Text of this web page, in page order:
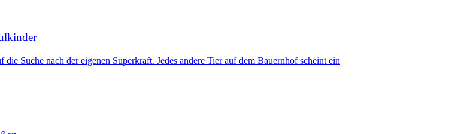
Suche nach der eigenen Superkraft. Jedes andere Tier auf dem Bauernhof scheint ein